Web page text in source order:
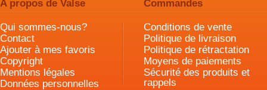
A propos de Valse Commandes
Qui sommes-nous?
Contact
Ajouter à mes favoris
Copyright
Mentions légales
Données personnelles
Conditions de vente
Politique de livraison
Politique de rétractation
Moyens de paiements
Sécurité des produits et
rappels